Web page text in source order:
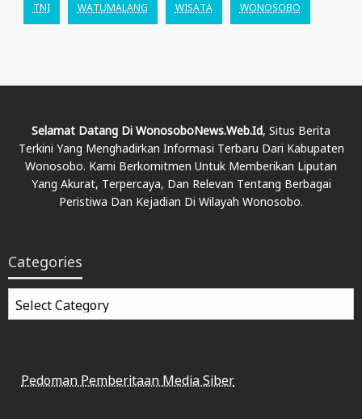
TNI WATUMALANG WISATA WONOSOBO
Selamat Datang Di WonosoboNews.web.id, Situs Berita
Terkini Yang Menghadirkan Informasi Terbaru Dari Kabupaten
Wonosobo. Kami Berkomitmen Untuk Memberikan Liputan
Yang Akurat, Terpercaya, Dan Relevan Tentang Berbagai
Peristiwa Dan Kejadian Di Wilayah Wonosobo.
Categories
Categories
Pedoman Pemberitaan Media Siber